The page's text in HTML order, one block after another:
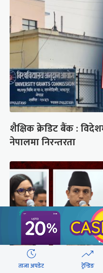
शैक्षिक क्रेडिट बैंक :
नेपालमा निरन्तरता
ताजा अपडेट ट्रेन्डिङ